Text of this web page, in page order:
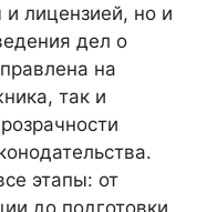
лицензией, но и
дел о
на
так и
этапы: от
до подготовки